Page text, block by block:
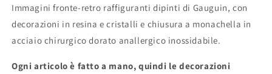
Immagini fronte-retro raffiguranti dipinti di Gauguin, con
decorazioni in resina e cristalli e chiusura a monachella in
acciaio chirurgico dorato anallergico inossidabile.
Ogni articolo è fatto a mano, quindi le decorazioni